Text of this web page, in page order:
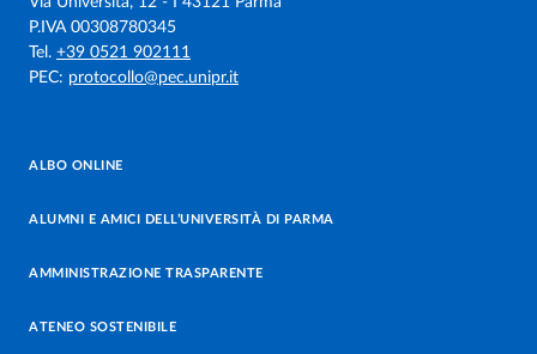
P.IVA 00308780345
Tel. +39 0521 902111
PEC: protocollo@pec.unipr.it
ALBO ONLINE
ALUMNI E AMICI DELL’UNIVERSITÀ DI PARMA
AMMINISTRAZIONE TRASPARENTE
ATENEO SOSTENIBILE